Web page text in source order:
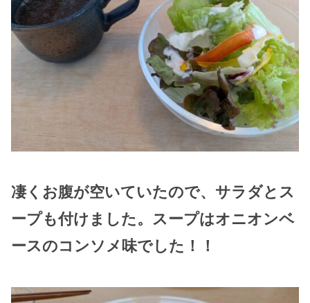
凄くお腹が空いていたので、サラダとス
ープも付けました。スープはオニオンベ
ースのコンソメ味でした！！